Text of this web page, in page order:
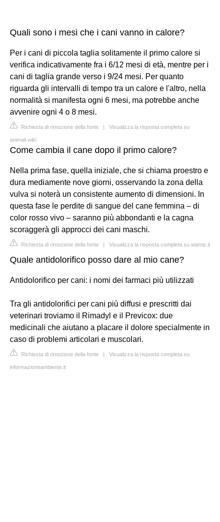
Quali sono i mesi che i cani vanno in calore?
Per i cani di piccola taglia solitamente il primo calore si
verifica indicativamente fra i 6/12 mesi di età, mentre per i
cani di taglia grande verso i 9/24 mesi. Per quanto
riguarda gli intervalli di tempo tra un calore e l'altro, nella
normalità si manifesta ogni 6 mesi, ma potrebbe anche
avvenire ogni 4 o 8 mesi.
Richiesta di rimozione della fonte | Visualizza la risposta completa su
animali.wiki
Come cambia il cane dopo il primo calore?
Nella prima fase, quella iniziale, che si chiama proestro e
dura mediamente nove giorni, osservando la zona della
vulva si noterà un consistente aumento di dimensioni. In
questa fase le perdite di sangue del cane femmina – di
color rosso vivo – saranno più abbondanti e la cagna
scoraggerà gli approcci dei cani maschi.
Richiesta di rimozione della fonte | Visualizza la risposta completa su wamiz.it
Quale antidolorifico posso dare al mio cane?
Antidolorifico per cani: i nomi dei farmaci più utilizzati
Tra gli antidolorifici per cani più diffusi e prescritti dai
veterinari troviamo il Rimadyl e il Previcox: due
medicinali che aiutano a placare il dolore specialmente in
caso di problemi articolari e muscolari.
Richiesta di rimozione della fonte | Visualizza la risposta completa su
informazioneambiente.it